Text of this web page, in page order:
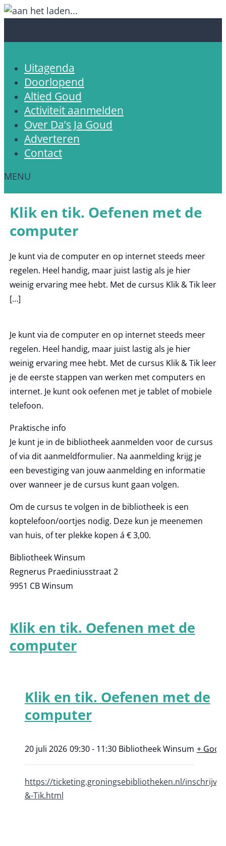
Uitagenda
Doorlopend
Altied Goud
Activiteit aanmelden
Over Da’s Ja Goud
Adverteren
Contact
Klik en tik. Oefenen met de
computer
Je kunt via de computer en op internet steeds meer
regelen. Heel handig, maar juist lastig als je hier
weinig ervaring mee hebt. Met de cursus Klik & Tik leer
[…]
Je kunt via de computer en op internet steeds meer
regelen. Heel handig, maar juist lastig als je hier
weinig ervaring mee hebt. Met de cursus Klik & Tik leer
je de eerste stappen van werken met computers en
internet. Je kunt ook oefenen met je tablet of mobiele
telefoon.
Praktische info
Je kunt je in de bibliotheek aanmelden voor de cursus
of via dit aanmeldformulier. Na aanmelding krijg je
een bevestiging van jouw aanmelding en informatie
over wanneer je de cursus kunt gaan volgen.
Om de cursus te volgen in de bibliotheek is een
koptelefoon/oortjes nodig. Deze kun je meenemen
van huis, of ter plekke kopen á € 3,00.
Bibliotheek Winsum
Regnerus Praediniusstraat 2
9951 CB Winsum
Klik en tik. Oefenen met de
computer
Klik en tik. Oefenen met de
computer
20 juli 2026 09:30 - 11:30Bibliotheek Winsum +
https://ticketing.groningsebibliotheken.nl/
&-Tik.html